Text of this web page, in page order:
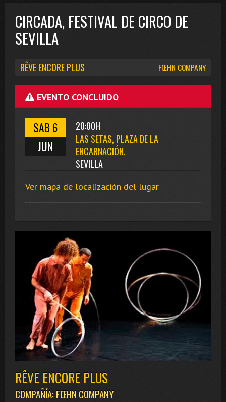
CIRCADA, FESTIVAL DE CIRCO DE
SEVILLA
FŒHN COMPANY
RÊVE ENCORE PLUS
EVENTO CONCLUIDO
SAB 6
JUN
20:00H
LAS SETAS, PLAZA DE LA
ENCARNACIÓN.
SEVILLA
Ver mapa de localización del lugar
RÊVE ENCORE PLUS
COMPAÑÍA: FŒHN COMPANY